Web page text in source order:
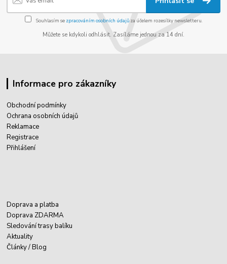
Souhlasím se zpracováním osobních údajůza účelem rozesílky newsletteru.
Můžete se kdykoli odhlásit. Zasíláme jednou za 14 dní.
Informace pro zákazníky
Obchodní podmínky
Ochrana osobních údajů
Reklamace
Registrace
Přihlášení
Doprava a platba
Doprava ZDARMA
Sledování trasy balíku
Aktuality
Články / Blog